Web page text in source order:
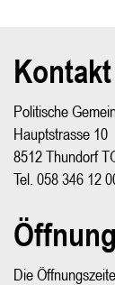
Kontakt
Politische
Hauptstrasse 10
8512 Thundorf
Tel. 058 346 12
Die